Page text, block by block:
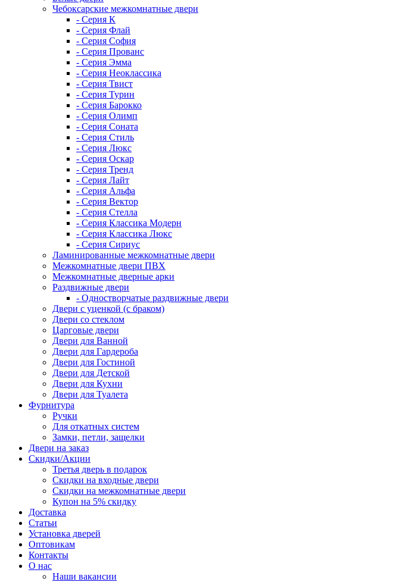
Чебоксарские межкомнатные двери
- Серия К
- Серия Флай
- Серия София
- Серия Прованс
- Серия Эмма
- Серия Неоклассика
- Серия Твист
- Серия Турин
- Серия Барокко
- Серия Олимп
- Серия Соната
- Серия Стиль
- Серия Люкс
- Серия Оскар
- Серия Тренд
- Серия Лайт
- Серия Альфа
- Серия Вектор
- Серия Стелла
- Серия Классика Модерн
- Серия Классика Люкс
- Серия Сириус
Ламинированные межкомнатные двери
Межкомнатные двери ПВХ
Межкомнатные дверные арки
Раздвижные двери
- Одностворчатые раздвижные двери
Двери с уценкой (с браком)
Двери со стеклом
Царговые двери
Двери для Ванной
Двери для Гардероба
Двери для Гостиной
Двери для Детской
Двери для Кухни
Двери для Туалета
Фурнитура
Ручки
Для откатных систем
Замки, петли, защелки
Двери на заказ
Скидки/Акции
Третья дверь в подарок
Скидки на входные двери
Скидки на межкомнатные двери
Купон на 5% скидку
Доставка
Статьи
Установка дверей
Оптовикам
Контакты
О нас
Наши вакансии